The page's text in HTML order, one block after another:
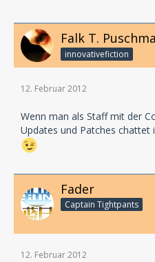
Falk T.
innovativefiction
12. Februar 2012
Wenn man als Staff mit der
Updates und Patches
Fader
Captain Tightpants
12. Februar 2012